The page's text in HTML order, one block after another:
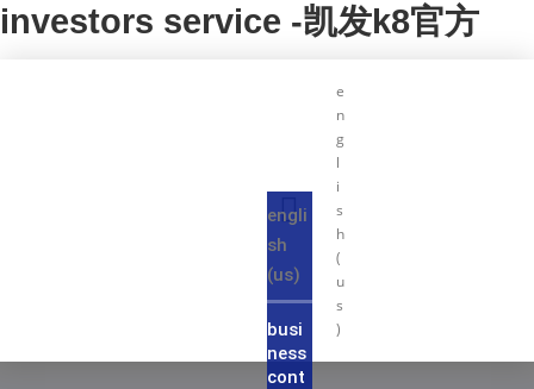
investors service -凯发k8官方
engli
sh
(us)
busi
ness
cont
e
n
g
l
i
s
h
(
u
s
)